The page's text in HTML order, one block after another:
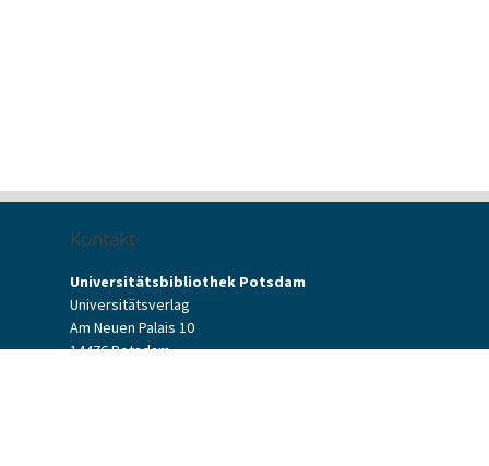
Kontakt
Universitätsbibliothek Potsdam
Universitätsverlag
Am Neuen Palais 10
14476 Potsdam